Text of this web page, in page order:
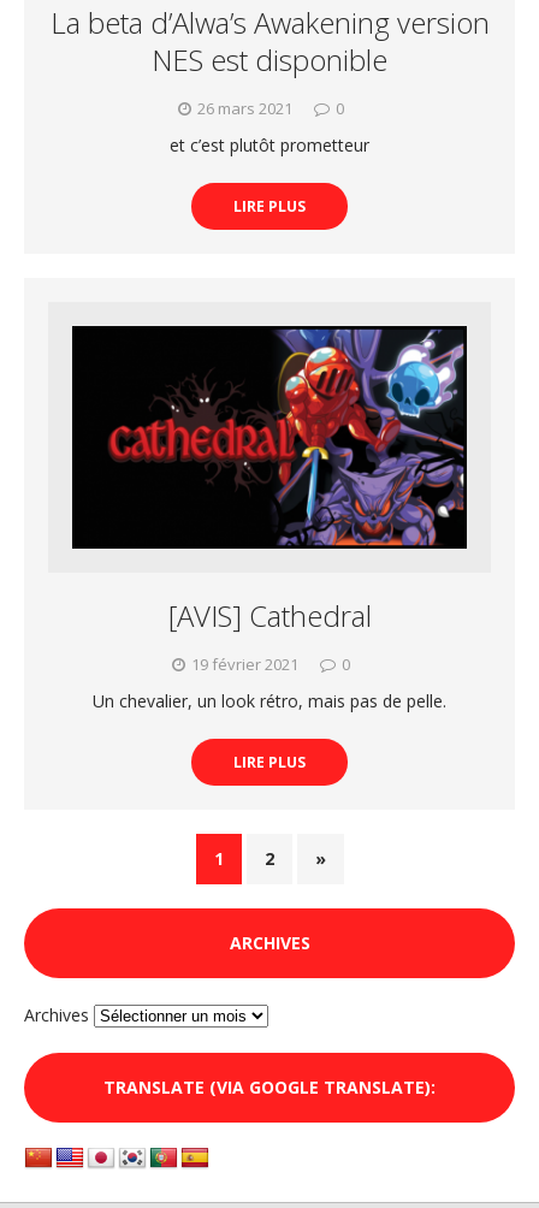
La beta d’Alwa’s Awakening version
NES est disponible
26 mars 2021 0
et c’est plutôt prometteur
LIRE PLUS
[AVIS] Cathedral
19 février 2021 0
Un chevalier, un look rétro, mais pas de pelle.
LIRE PLUS
1 2 »
ARCHIVES
Archives
TRANSLATE (VIA GOOGLE TRANSLATE):